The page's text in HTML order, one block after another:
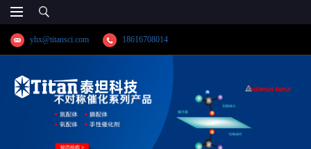
yhx@titansci.com 18616708014